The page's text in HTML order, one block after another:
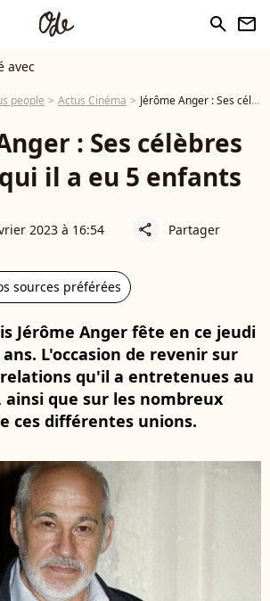
search newsletter
avec
people Actus Cinéma Jérôme Anger : Ses célèbres ex avec qui il a eu 5 enfants
: Ses célèbres
il a eu 5 enfants
2023 à 16:54 share Partager
sources préférées
Jérôme Anger fête en ce jeudi
L'occasion de revenir sur
qu'il a entretenues au
ainsi que sur les nombreux
ces différentes unions.